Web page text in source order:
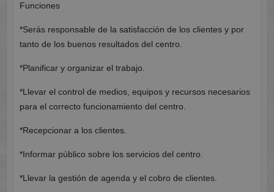
Funciones
*Serás responsable de la satisfacción de los clientes y por
tanto de los buenos resultados del centro.
*Planificar y organizar el trabajo.
*Llevar el control de medios, equipos y recursos necesarios
para el correcto funcionamiento del centro.
*Recepcionar a los clientes.
*Informar público sobre los servicios del centro.
*Llevar la gestión de agenda y el cobro de clientes.